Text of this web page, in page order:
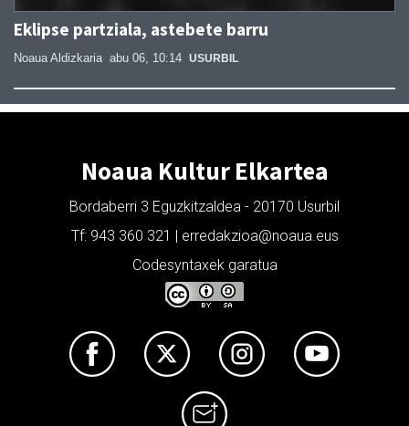
Eklipse partziala, astebete barru
Noaua Aldizkaria abu 06, 10:14 USURBIL
Noaua Kultur Elkartea
Bordaberri 3 Eguzkitzaldea - 20170 Usurbil
Tf: 943 360 321 | erredakzioa@noaua.eus
Codesyntaxek garatua